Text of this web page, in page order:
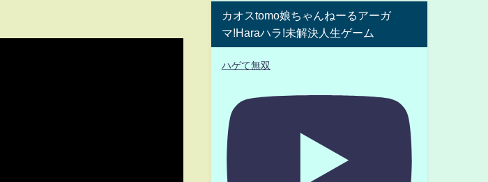
カオスtomo娘ちゃんねーるアーガ
マ!Haraハラ!未解決人生ゲーム
ハゲて無双